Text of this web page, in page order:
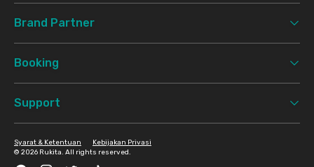
Brand Partner
Booking
Support
© 2026 Rukita. All rights reserved.
Syarat & Ketentuan Kebijakan Privasi